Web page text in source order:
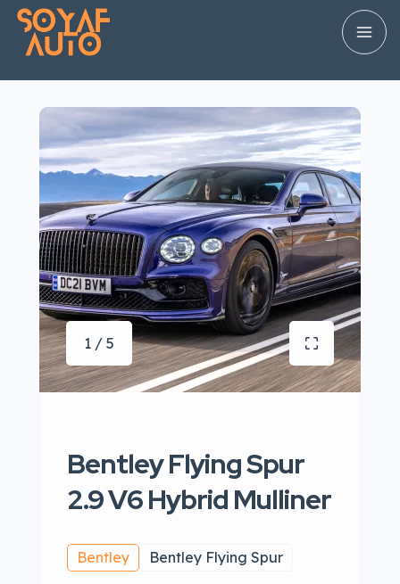
1 / 5
Bentley Flying Spur
2.9 V6 Hybrid Mulliner
Bentley Bentley Flying Spur